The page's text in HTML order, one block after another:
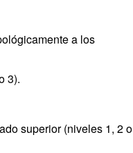
a los
3).
superior (niveles 1, 2 o